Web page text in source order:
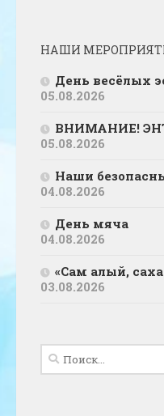
НАШИ
День весёлых
05.08.2026
ВНИМАНИЕ!
05.08.2026
Наши
04.08.2026
День мяча
04.08.2026
«Сам алый,
03.08.2026
Найти: